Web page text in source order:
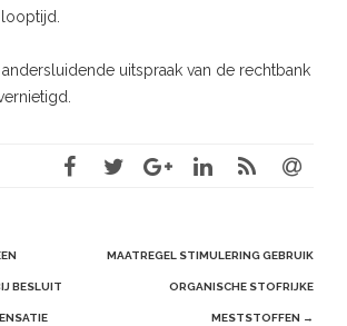
uitspraak van de rechtbank
BESLUIT
MAATREGEL STIMULERING GEBRUIK
ORGANISCHE STOFRIJKE
MESTSTOFFEN →